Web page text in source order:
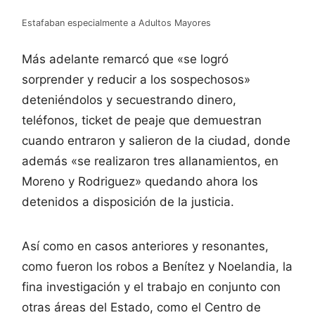
Estafaban especialmente a Adultos Mayores
Más adelante remarcó que «se logró
sorprender y reducir a los sospechosos»
deteniéndolos y secuestrando dinero,
teléfonos, ticket de peaje que demuestran
cuando entraron y salieron de la ciudad, donde
además «se realizaron tres allanamientos, en
Moreno y Rodriguez» quedando ahora los
detenidos a disposición de la justicia.
Así como en casos anteriores y resonantes,
como fueron los robos a Benítez y Noelandia, la
fina investigación y el trabajo en conjunto con
otras áreas del Estado, como el Centro de